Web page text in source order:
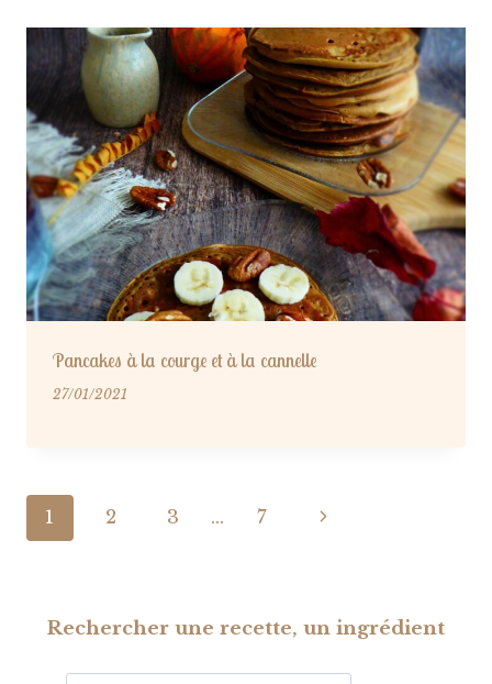
Pancakes à la courge et à la cannelle
27/01/2021
Navigation
1 2 3 … 7
Page
Rechercher une recette, un ingrédient